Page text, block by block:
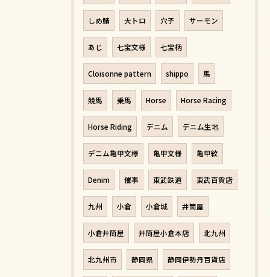
しめ鯖 大トロ 穴子 サーモン
あじ 七宝文様 七宝柄
Cloisonne pattern shippo 馬
競馬 乗馬 Horse Horse Racing
Horse Riding デニム デニム生地
デニム亀甲文様 亀甲文様 亀甲紋
Denim 催事 東武鉄道 東武百貨店
九州 小倉 小倉城 井筒屋
小倉井筒屋 井筒屋小倉本店 北九州
北九州市 静岡県 静岡伊勢丹百貨店